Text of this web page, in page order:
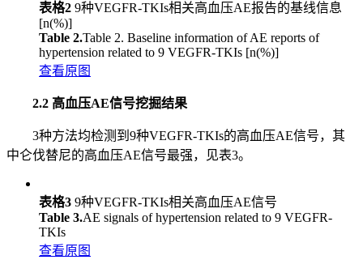
表格2 9种VEGFR-TKIs相关高血压AE报告的基线信息
[n(%)]
Table 2.Table 2. Baseline information of AE reports of
hypertension related to 9 VEGFR-TKIs [n(%)]
查看原图
2.2 高血压AE信号挖掘结果
3种方法均检测到9种VEGFR-TKIs的高血压AE信号，其
中仑伐替尼的高血压AE信号最强，见表3。
表格3 9种VEGFR-TKIs相关高血压AE信号
Table 3.AE signals of hypertension related to 9 VEGFR-
TKIs
查看原图